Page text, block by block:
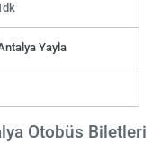
Yayla
Otobüs Biletleri